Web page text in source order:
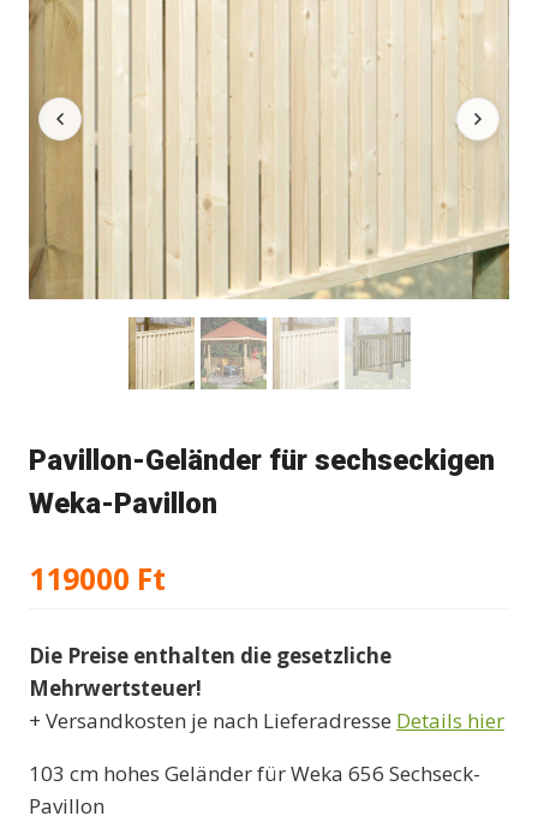
Pavillon-Geländer für sechseckigen
Weka-Pavillon
119000 Ft
Die Preise enthalten die gesetzliche
Mehrwertsteuer!
+ Versandkosten je nach Lieferadresse Details hier
103 cm hohes Geländer für Weka 656 Sechseck-
Pavillon